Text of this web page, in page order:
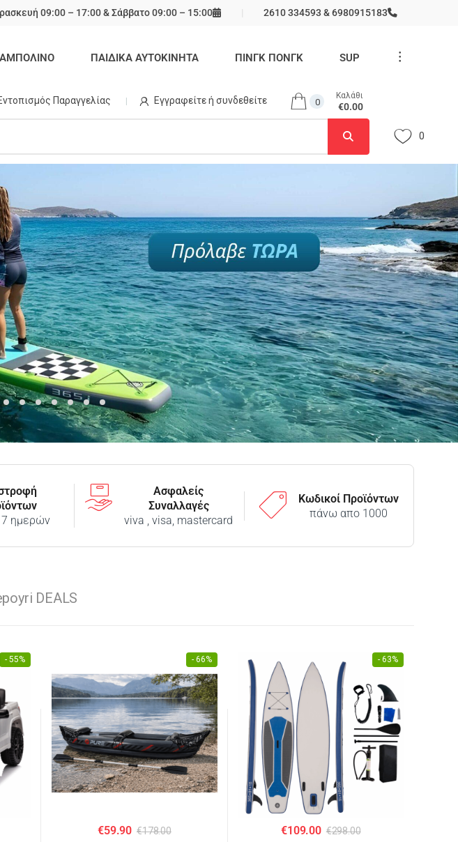
09:00 – 17:00 & Σάββατο 09:00 – 15:00 2610 334593 & 6980915183
ΠΑΙΔΙΚΑ ΑΥΤΟΚΙΝΗΤΑ ΠΙΝΓΚ ΠΟΝΓΚ SUP ...
Παραγγελίας Εγγραφείτε ή συνδεθείτε 0
Καλάθι
€0.00
0
7 ημερών
Ασφαλείς
Συναλλαγές
viva , visa, mastercard
Κωδικοί Προϊόντων
πάνω απο 1000
DEALS
- 55% - 66%
€59.90 €178.00
- 63%
€109.00 €298.00